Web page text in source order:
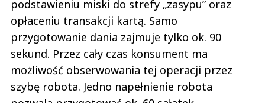
podstawieniu miski do strefy „zasypu” oraz
opłaceniu transakcji kartą. Samo
przygotowanie dania zajmuje tylko ok. 90
sekund. Przez cały czas konsument ma
możliwość obserwowania tej operacji przez
szybę robota. Jedno napełnienie robota